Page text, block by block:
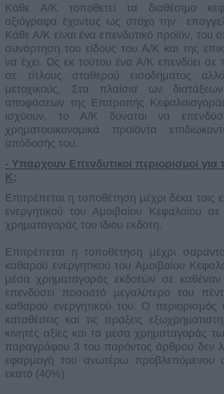
Κάθε Α/Κ τοποθετεί τα διαθέσιμα
αξιόγραφα έχοντας ως στόχο την
Κάθε Α/Κ είναι ένα επενδυτικό προϊόν, του
συνάρτηση του είδους του Α/Κ και της
να έχει. Ως εκ τούτου ένα Α/Κ επενδύει σε
σε τίτλους σταθερού εισοδήματος
μετοχικούς. Στα πλαίσια ων
αποφάσεων της Επιτροπής
ισχύουν, το Α/Κ δύναται να
χρηματοοικονομικά προϊόντα
απόδοσής του.
- Υπάρχουν Επενδυτικοί περιορισμοί για
Κ;
Επιτρέπεται η τοποθέτηση µέχρι δέκα
ενεργητικού του Αµοιβαίου Κεφαλαίου
χρηµαταγοράς του ίδιου εκδότη.
Επιτρέπεται η τοποθέτηση µέχρι
καθαρού ενεργητικού του Αµοιβαίου
µέσα χρηµαταγοράς εκδοτών σε
επενδύσει ποσοστό µεγαλύτερο του
καθαρού ενεργητικού του. Ο περιορισµός
καταθέσεις και τις πράξεις
κινητές αξίες και τα µέσα χρηµαταγοράς
παραγράφου 3 του παρόντος άρθρου δεν
εφαρµογή του ανωτέρω προβλεπόµενου
εκατό (40%).